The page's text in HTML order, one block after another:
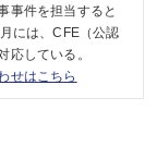
事件を担当すると
には、CFE（公認
応している。
せはこちら